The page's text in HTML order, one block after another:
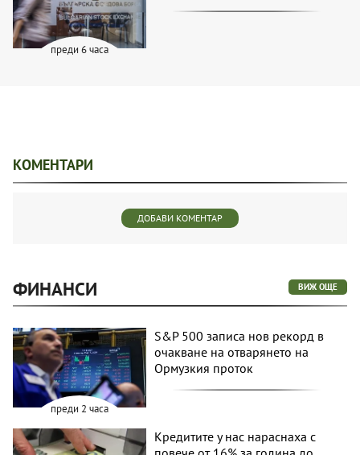
преди 6 часа
КОМЕНТАРИ
ДОБАВИ КОМЕНТАР
ФИНАНСИ ВИЖ ОЩЕ
преди 2 часа
S&P 500 записа нов рекорд в
очакване на отварянето на
Ормузкия проток
Кредитите у нас нараснаха с